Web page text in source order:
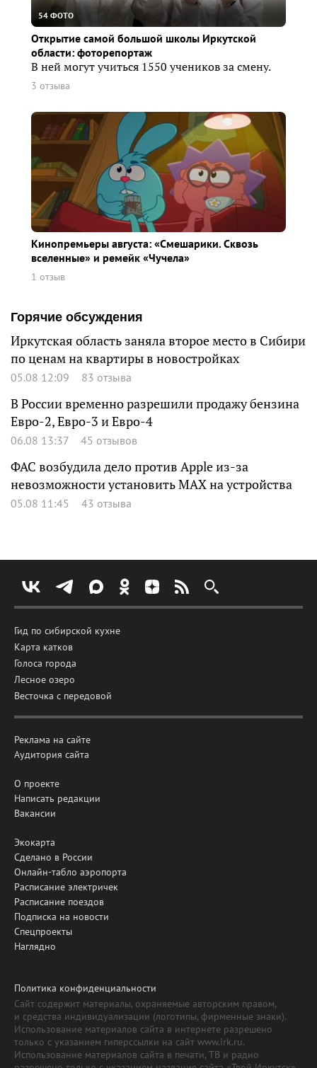
54 ФОТО
Открытие самой большой школы Иркутской
области: фоторепортаж
В ней могут учиться 1550 учеников за смену.
3 отзыва
Кинопремьеры августа: «Смешарики. Сквозь
вселенные» и ремейк «Чучела»
1 отзыв
Горячие обсуждения
Иркутская область заняла второе место в Сибири
по ценам на квартиры в новостройках
05.08 12:09 83 отзыва
В России временно разрешили продажу бензина
Евро-2, Евро-3 и Евро-4
06.08 13:37 45 отзывов
ФАС возбудила дело против Apple из-за
невозможности установить MAX на устройства
05.08 11:45 43 отзыва
Гид по сибирской кухне
Карта катков
Голоса города
Лесное озеро
Весточка с передовой
Реклама на сайте
Аудитория сайта
О проекте
Написать редакции
Вакансии
Экокарта
Сделано в России
Онлайн-табло аэропорта
Расписание электричек
Расписание поездов
Подписка на новости
Спецпроекты
Наглядно
Политика конфиденциальности
Сайт содержит материалы, охраняемые авторским правом,
и средства индивидуализации (логотипы, фирменные знаки).
Использование материалов сайта в интернете разрешено
только с указанием гиперссылки на сайт www.irk.ru.
Использование материалов сайта в печати, ТВ и радио